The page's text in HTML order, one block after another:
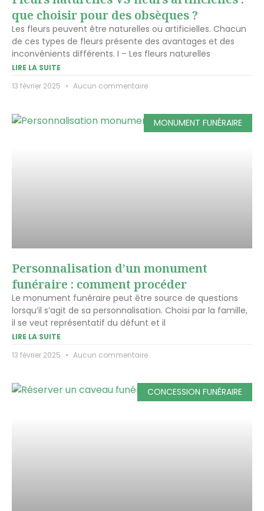
que choisir pour des obsèques ?
Les fleurs peuvent être naturelles ou artificielles. Chacun
de ces types de fleurs présente des avantages et des
inconvénients différents. I – Les fleurs naturelles
LIRE LA SUITE
13 février 2025
Aucun commentaire
MONUMENT FUNÉRAIRE
Personnalisation d’un monument
funéraire : comment procéder
Le monument funéraire peut être source de questions
lorsqu’il s’agit de sa personnalisation. Choisi par la famille,
il se veut représentatif du défunt et il
LIRE LA SUITE
13 février 2025
Aucun commentaire
CONCESSION FUNÉRAIRE